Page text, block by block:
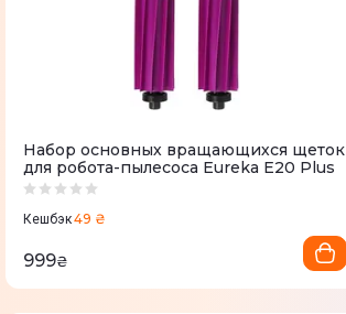
Набор основных вращающихся щеток
для робота-пылесоса Eureka E20 Plus
Кешбэк49 ₴
999₴